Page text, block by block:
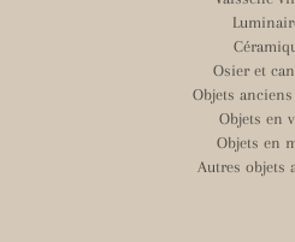
Osier et
Objets
Objets en
Objets en
Autres objets